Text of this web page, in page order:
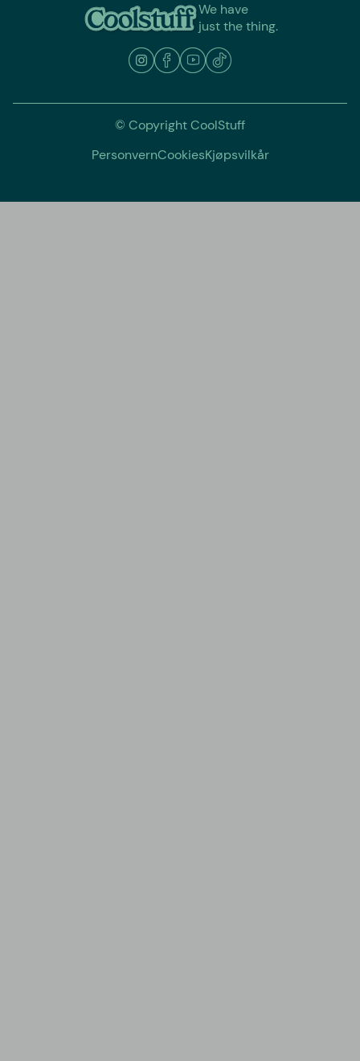
We have
just the thing.
© Copyright CoolStuff
PersonvernCookiesKjøpsvilkår